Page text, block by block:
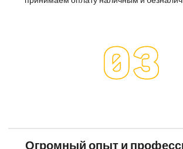
Огромный опыт и